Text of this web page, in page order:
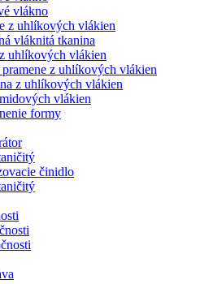
vlákno
z uhlíkových vlákien
vláknitá tkanina
uhlíkových vlákien
pramene z uhlíkových vlákien
z uhlíkových vlákien
vlákien
formy
činidlo